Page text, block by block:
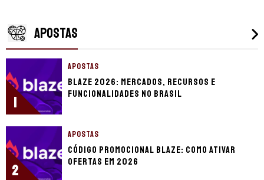
APOSTAS
1
APOSTAS
Blaze 2026: mercados, recursos e
funcionalidades no Brasil
2
APOSTAS
Código promocional Blaze: como ativar
ofertas em 2026